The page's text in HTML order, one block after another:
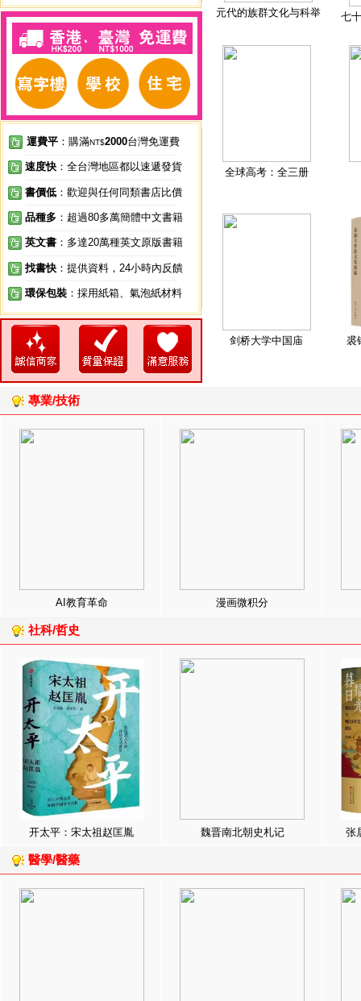
運費平 ：購滿NT$2000台灣免運費
速度快 ：全台灣地區都以速遞發貨
書價低 ：歡迎與任何同類書店比價
品種多 ：超過80多萬簡體中文書籍
英文書 ：多達20萬種英文原版書籍
找書快 ：提供資料，24小時內反饋
環保包裝 ：採用紙箱、氣泡紙材料
元代的族群文化与科举 七
全球高考：全三册
剑桥大学中国庙 裘
專業/技術
AI教育革命 漫画微积分
社科/哲史
开太平：宋太祖赵匡胤 魏晋南北朝史札记 张
醫學/醫藥